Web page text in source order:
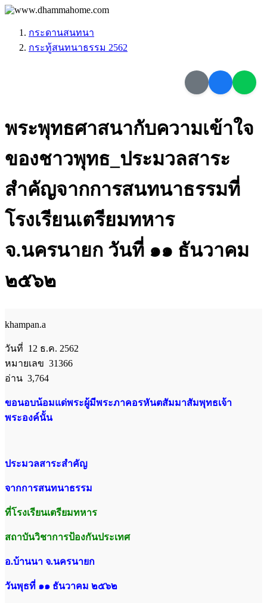
กระดานสนทนา
กระทู้สนทนาธรรม 2562
พระพุทธศาสนากับความเข้าใจ
ของชาวพุทธ_ประมวลสาระ
สำคัญจากการสนทนาธรรมที่
โรงเรียนเตรียมทหาร
จ.นครนายก วันที่ ๑๑ ธันวาคม
๒๕๖๒
khampan.a
วันที่ 12 ธ.ค. 2562
หมายเลข 31366
อ่าน 3,764
ขอนอบน้อมแด่พระผู้มีพระภาคอรหันตสัมมาสัมพุทธเจ้า
พระองค์นั้น
ประมวลสาระสำคัญ
จากการสนทนาธรรม
ที่โรงเรียนเตรียมทหาร
สถาบันวิชาการป้องกันประเทศ
อ.บ้านนา จ.นครนายก
วันพุธที่ ๑๑ ธันวาคม ๒๕๖๒